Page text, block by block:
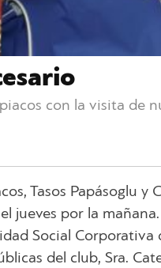
con la visita de
Tasos Papásoglu
jueves por la
Social Corporativa
del club, Sra.